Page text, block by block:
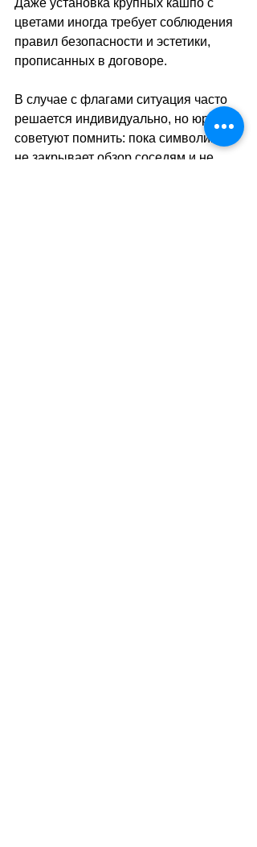
цветами иногда требует соблюдения
правил безопасности и эстетики,
прописанных в договоре.
В случае с флагами ситуация часто
решается индивидуально, но юристы
советуют помнить: пока символика
не закрывает обзор соседям и не